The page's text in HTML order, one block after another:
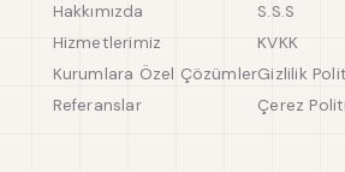
Hakkımızda
Hizmetlerimiz
Kurumlara Özel Çözümler
Referanslar
S.S.S
KVKK
Gizlilik
Çerez